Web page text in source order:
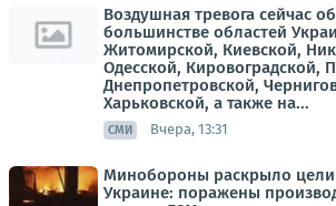
Воздушная тревога сейчас
большинстве областей
Житомирской, Киевской,
Одесской, Кировоградской,
Днепропетровской,
Харьковской, а также на...
СМИ Вчера, 13:31
Минобороны раскрыло цели
Украине: поражены